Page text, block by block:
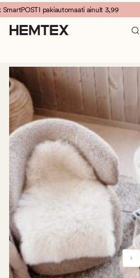
SmartPOSTI pakiautomaati ainult 3,99